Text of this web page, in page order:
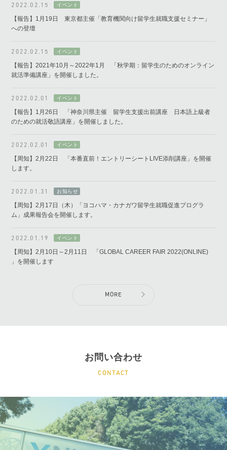
2022.02.15
【報告】1月19日 東京都主催「教育機関向け留学生就職支援セミナー」
への登壇
2022.02.15
【報告】2021年10月～2022年1月 「秋学期：留学生のためのオンライン
就活準備講座」を開催しました。
2022.02.01
【報告】1月26日 「神奈川県主催 留学生支援出前講座 日本語上級者
のための就活敬語講座」を開催しました。
2022.02.01
【周知】2月22日 「本番直前！エントリーシートLIVE添削講座」を開催
します。
2022.01.31
【周知】2月17日（木）「ヨコハマ・カナガワ留学生就職促進プログラ
ム」成果報告会を開催します。
2022.01.19
【周知】2月10日～2月11日 「GLOBAL CAREER FAIR 2022(ONLINE)
」を開催します
MORE
お問い合わせ
CONTACT